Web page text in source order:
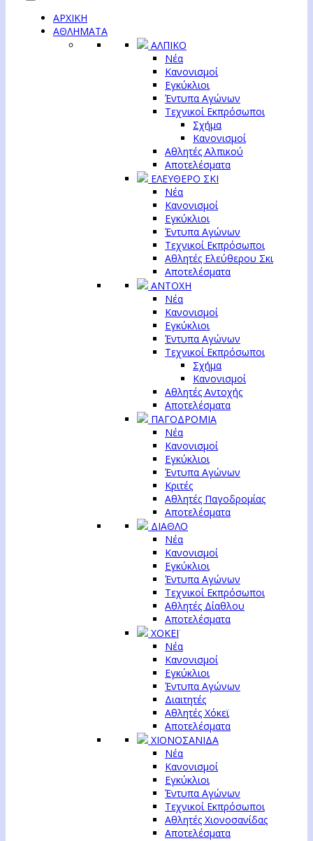
ΑΡΧΙΚΗ
ΑΘΛΗΜΑΤΑ
ΑΛΠΙΚΟ
Νέα
Κανονισμοί
Εγκύκλιοι
Έντυπα Αγώνων
Τεχνικοί Εκπρόσωποι
Σχήμα
Κανονισμοί
Αθλητές Αλπικού
Αποτελέσματα
ΕΛΕΥΘΕΡΟ ΣΚΙ
Νέα
Κανονισμοί
Εγκύκλιοι
Έντυπα Αγώνων
Τεχνικοί Εκπρόσωποι
Αθλητές Ελεύθερου Σκι
Αποτελέσματα
ΑΝΤΟΧΗ
Νέα
Κανονισμοί
Εγκύκλιοι
Έντυπα Αγώνων
Τεχνικοί Εκπρόσωποι
Σχήμα
Κανονισμοί
Αθλητές Αντοχής
Αποτελέσματα
ΠΑΓΟΔΡΟΜΙΑ
Νέα
Κανονισμοί
Εγκύκλιοι
Έντυπα Αγώνων
Κριτές
Αθλητές Παγοδρομίας
Αποτελέσματα
ΔΙΑΘΛΟ
Νέα
Κανονισμοί
Εγκύκλιοι
Έντυπα Αγώνων
Τεχνικοί Εκπρόσωποι
Αθλητές Δίαθλου
Αποτελέσματα
ΧΟΚΕΪ
Νέα
Κανονισμοί
Εγκύκλιοι
Έντυπα Αγώνων
Διαιτητές
Αθλητές Χόκεϊ
Αποτελέσματα
ΧΙΟΝΟΣΑΝΙΔΑ
Νέα
Κανονισμοί
Εγκύκλιοι
Έντυπα Αγώνων
Τεχνικοί Εκπρόσωποι
Αθλητές Χιονοσανίδας
Αποτελέσματα